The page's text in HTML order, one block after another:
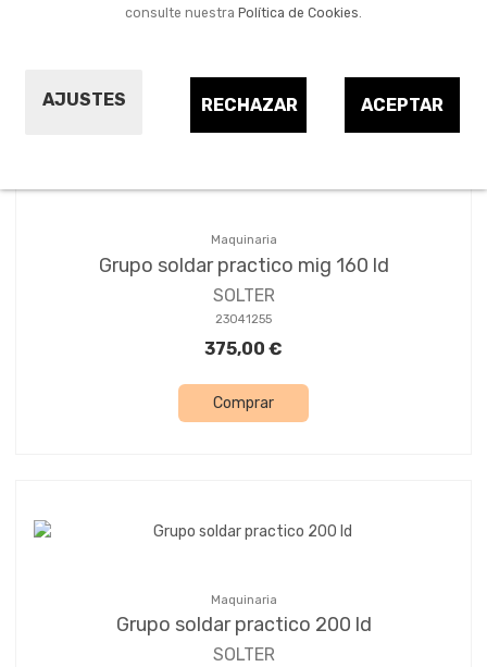
consulte nuestra Política de Cookies.
AJUSTES ACEPTAR
RECHAZAR
Maquinaria
Grupo soldar practico mig 160 ld
SOLTER
23041255
375,00 €
Comprar
Maquinaria
Grupo soldar practico 200 ld
SOLTER